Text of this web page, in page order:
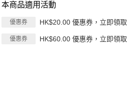
本商品適用活動
優惠券 HK$20.00 優惠券，立即領取
優惠券 HK$60.00 優惠券，立即領取